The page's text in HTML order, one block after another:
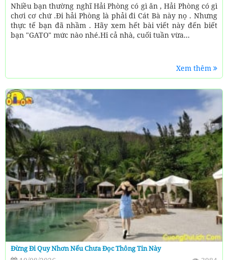
Nhiều bạn thường nghĩ Hải Phòng có gì ăn , Hải Phòng có gì
chơi cơ chứ .Đi hải Phòng là phải đi Cát Bà này nọ . Nhưng
thực tế bạn đã nhầm . Hãy xem hết bài viết này đến biết
bạn "GATO" mức nào nhé.Hi cả nhà, cuối tuần vừa...
Xem thêm
Đừng Đi Quy Nhơn Nếu Chưa Đọc Thông Tin Này